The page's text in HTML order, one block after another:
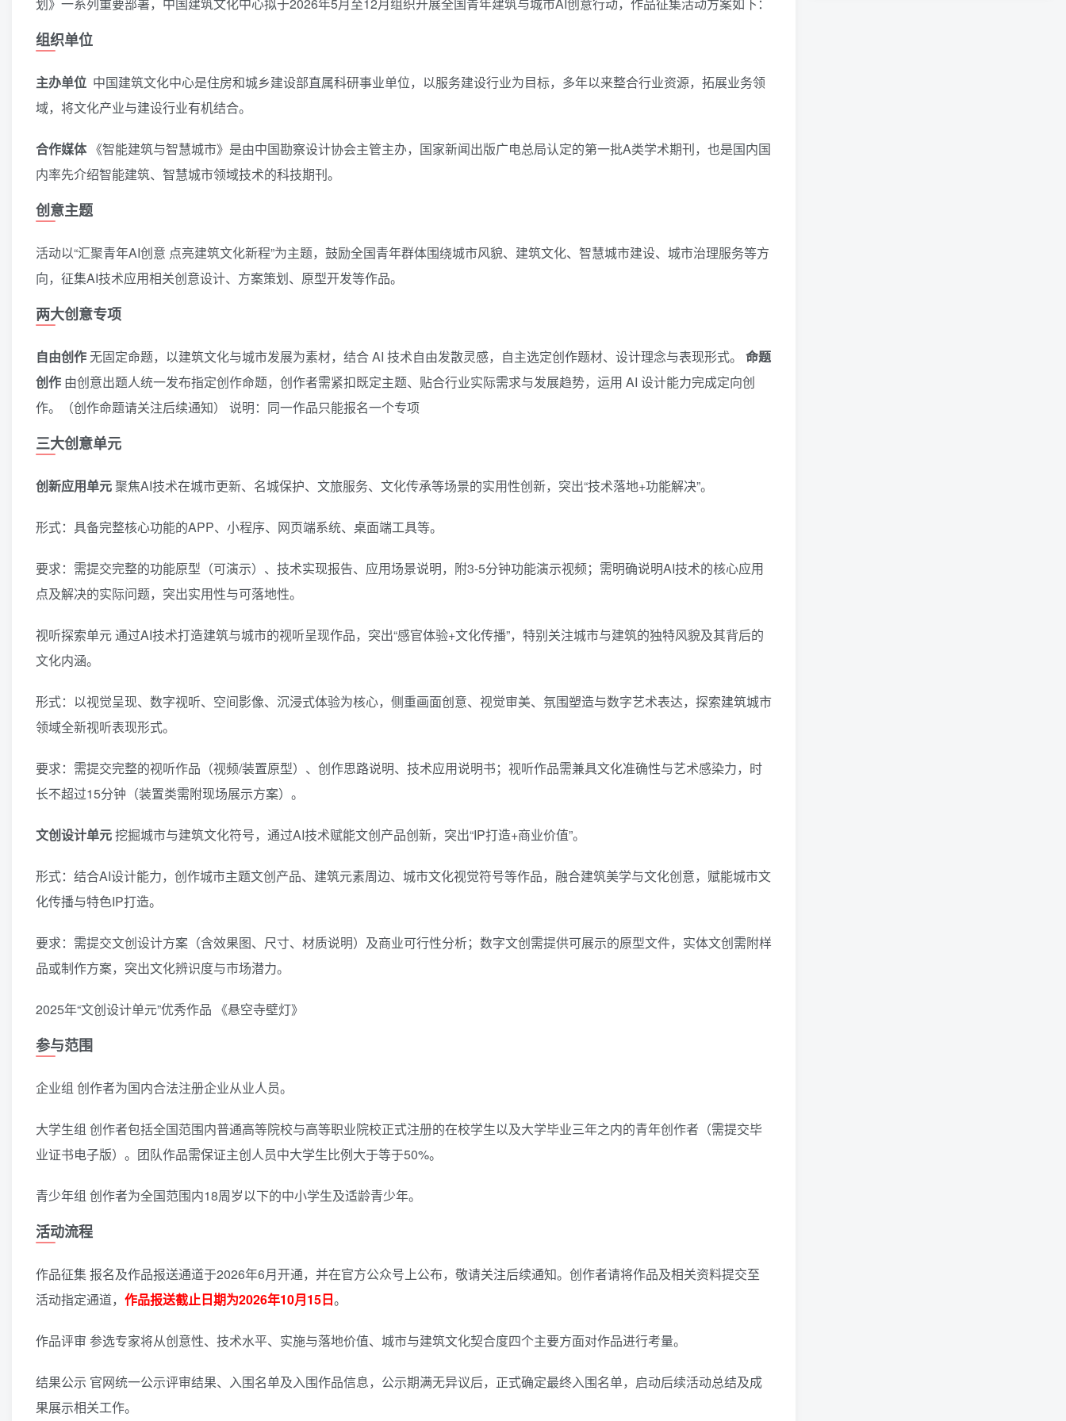
组织单位
主办单位 中国建筑文化中心是住房和城乡建设部直属科研事业单位，以服务建设行业为目标，多年以来整合行业资源，拓展业务领
域，将文化产业与建设行业有机结合。
合作媒体 《智能建筑与智慧城市》是由中国勘察设计协会主管主办，国家新闻出版广电总局认定的第一批A类学术期刊，也是国内国
内率先介绍智能建筑、智慧城市领域技术的科技期刊。
创意主题
活动以“汇聚青年AI创意 点亮建筑文化新程”为主题，鼓励全国青年群体围绕城市风貌、建筑文化、智慧城市建设、城市治理服务等方
向，征集AI技术应用相关创意设计、方案策划、原型开发等作品。
两大创意专项
自由创作无固定命题，以建筑文化与城市发展为素材，结合 AI 技术自由发散灵感，自主选定创作题材、设计理念与表现形式。 命题
创作 由创意出题人统一发布指定创作命题，创作者需紧扣既定主题、贴合行业实际需求与发展趋势，运用 AI 设计能力完成定向创
作。（创作命题请关注后续通知） 说明：同一作品只能报名一个专项
三大创意单元
创新应用单元聚焦AI技术在城市更新、名城保护、文旅服务、文化传承等场景的实用性创新，突出“技术落地+功能解决”。
形式：具备完整核心功能的APP、小程序、网页端系统、桌面端工具等。
要求：需提交完整的功能原型（可演示）、技术实现报告、应用场景说明，附3-5分钟功能演示视频；需明确说明AI技术的核心应用
点及解决的实际问题，突出实用性与可落地性。
视听探索单元 通过AI技术打造建筑与城市的视听呈现作品，突出“感官体验+文化传播”，特别关注城市与建筑的独特风貌及其背后的
文化内涵。
形式：以视觉呈现、数字视听、空间影像、沉浸式体验为核心，侧重画面创意、视觉审美、氛围塑造与数字艺术表达，探索建筑城市
领域全新视听表现形式。
要求：需提交完整的视听作品（视频/装置原型）、创作思路说明、技术应用说明书；视听作品需兼具文化准确性与艺术感染力，时
长不超过15分钟（装置类需附现场展示方案）。
文创设计单元挖掘城市与建筑文化符号，通过AI技术赋能文创产品创新，突出“IP打造+商业价值”。
形式：结合AI设计能力，创作城市主题文创产品、建筑元素周边、城市文化视觉符号等作品，融合建筑美学与文化创意，赋能城市文
化传播与特色IP打造。
要求：需提交文创设计方案（含效果图、尺寸、材质说明）及商业可行性分析；数字文创需提供可展示的原型文件，实体文创需附样
品或制作方案，突出文化辨识度与市场潜力。
2025年“文创设计单元”优秀作品 《悬空寺壁灯》
参与范围
企业组 创作者为国内合法注册企业从业人员。
大学生组 创作者包括全国范围内普通高等院校与高等职业院校正式注册的在校学生以及大学毕业三年之内的青年创作者（需提交毕
业证书电子版）。团队作品需保证主创人员中大学生比例大于等于50%。
青少年组 创作者为全国范围内18周岁以下的中小学生及适龄青少年。
活动流程
作品征集 报名及作品报送通道于2026年6月开通，并在官方公众号上公布，敬请关注后续通知。创作者请将作品及相关资料提交至
活动指定通道， 作品报送截止日期为2026年10月15日。
作品评审 参选专家将从创意性、技术水平、实施与落地价值、城市与建筑文化契合度四个主要方面对作品进行考量。
结果公示 官网统一公示评审结果、入围名单及入围作品信息，公示期满无异议后，正式确定最终入围名单，启动后续活动总结及成
果展示相关工作。